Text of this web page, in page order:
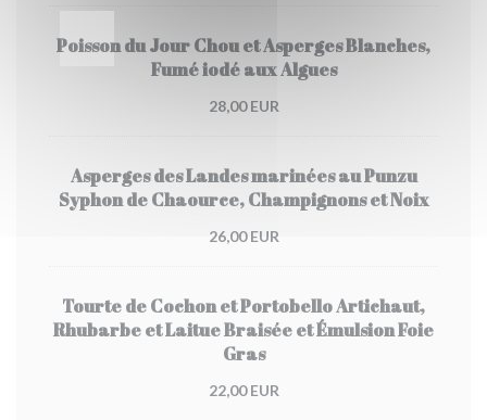
Poisson du Jour Chou et Asperges Blanches,
Fumé iodé aux Algues
28,00 EUR
Asperges des Landes marinées au Punzu
Syphon de Chaource, Champignons et Noix
26,00 EUR
Tourte de Cochon et Portobello Artichaut,
Rhubarbe et Laitue Braisée et Émulsion Foie
Gras
22,00 EUR